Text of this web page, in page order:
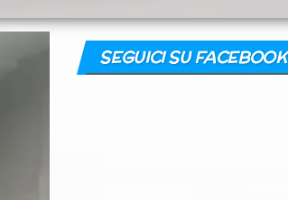
SEGUICI SU FACEBOOK